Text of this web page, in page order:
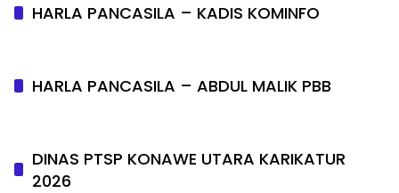
HARLA PANCASILA – KADIS KOMINFO
HARLA PANCASILA – ABDUL MALIK PBB
DINAS PTSP KONAWE UTARA KARIKATUR
2026